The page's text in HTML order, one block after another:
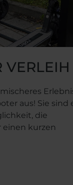
VERLEIH
aus! Sie sind
die
einen kurzen